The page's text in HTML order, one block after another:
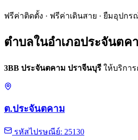
ฟรีค่าติดตั้ง · ฟรีค่าเดินสาย · ยืมอุปกร
ตำบลในอำเภอประจันตค
3BB ประจันตคาม ปราจีนบุรี ให้บริกา
ต.ประจันตคาม
รหัสไปรษณีย์: 25130